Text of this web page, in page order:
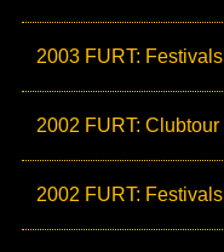
2003 FURT: Festivals
2002 FURT: Clubtour
2002 FURT: Festivals